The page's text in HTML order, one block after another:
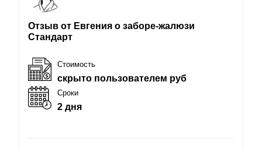
Отзыв от Евгения о заборе-жалюзи
Стандарт
Стоимость
скрыто пользователем руб
Сроки
2 дня